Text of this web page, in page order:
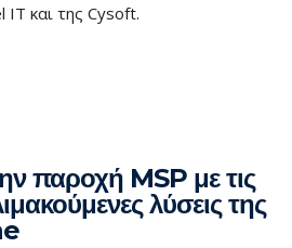
IT και της Cysoft.
παροχή MSP με τις
λύσεις της